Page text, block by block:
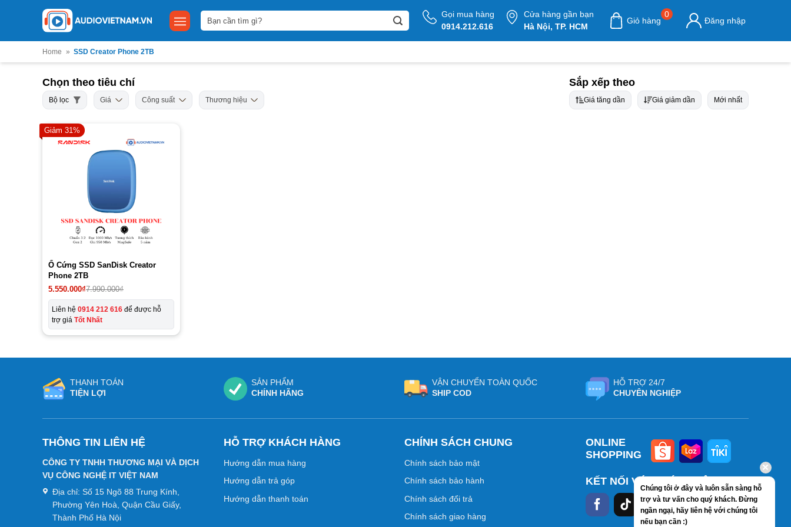
Tìm
kiếm:
Gọi mua hàng
0914.212.616
Cửa hàng gần bạn
Hà Nội, TP. HCM
Giỏ hàng
0
Đăng nhập
Home » SSD Creator Phone 2TB
Chọn theo tiêu chí
Bộ lọc Giá Công suất Thương hiệu
Sắp xếp theo
Giá tăng dần Giá giảm dần Mới nhất
Giảm 31%
Ổ Cứng SSD SanDisk Creator
Phone 2TB
7.990.000₫
Giá
gốc
là:
7.990.000₫.
5.550.000₫
Giá
hiện
tại
là:
5.550.000₫.
Liên hệ 0914 212 616 để được hỗ
trợ giá Tốt Nhất
THANH TOÁN
TIỆN LỢI
SẢN PHẨM
CHÍNH HÃNG
VẬN CHUYỂN TOÀN QUỐC
SHIP COD
HỖ TRỢ 24/7
CHUYÊN NGHIỆP
THÔNG TIN LIÊN HỆ
CÔNG TY TNHH THƯƠNG MẠI VÀ DỊCH
VỤ CÔNG NGHỆ IT VIỆT NAM
Địa chỉ: Số 15 Ngõ 88 Trung Kính,
Phường Yên Hoà, Quận Cầu Giấy,
Thành Phố Hà Nội
HỖ TRỢ KHÁCH HÀNG
Hướng dẫn mua hàng
Hướng dẫn trả góp
Hướng dẫn thanh toán
CHÍNH SÁCH CHUNG
Chính sách bảo mật
Chính sách bảo hành
Chính sách đổi trả
Chính sách giao hàng
ONLINE
SHOPPING
KẾT NỐI VỚI CHÚNG TÔI
Chúng tôi ở đây và luôn sẵn sàng hỗ
trợ và tư vấn cho quý khách. Đừng
ngần ngại, hãy liên hệ với chúng tôi
nếu bạn cần :)